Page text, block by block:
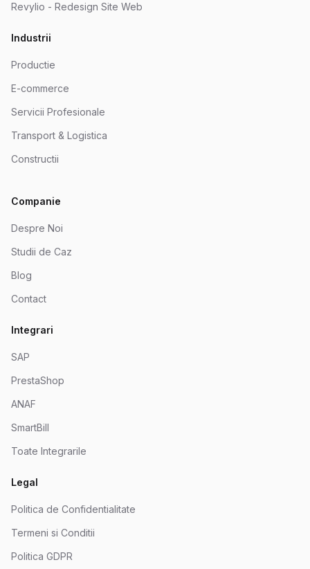
Revylio - Redesign Site Web
Industrii
Productie
E-commerce
Servicii Profesionale
Transport & Logistica
Constructii
Companie
Despre Noi
Studii de Caz
Blog
Contact
Integrari
SAP
PrestaShop
ANAF
SmartBill
Toate Integrarile
Legal
Politica de Confidentialitate
Termeni si Conditii
Politica GDPR